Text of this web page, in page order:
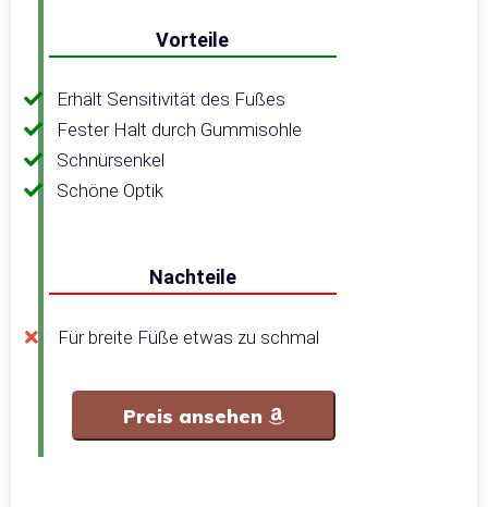
Vorteile
Erhält Sensitivität des Fußes
Fester Halt durch Gummisohle
Schnürsenkel
Schöne Optik
Nachteile
Für breite Füße etwas zu schmal
Preis ansehen